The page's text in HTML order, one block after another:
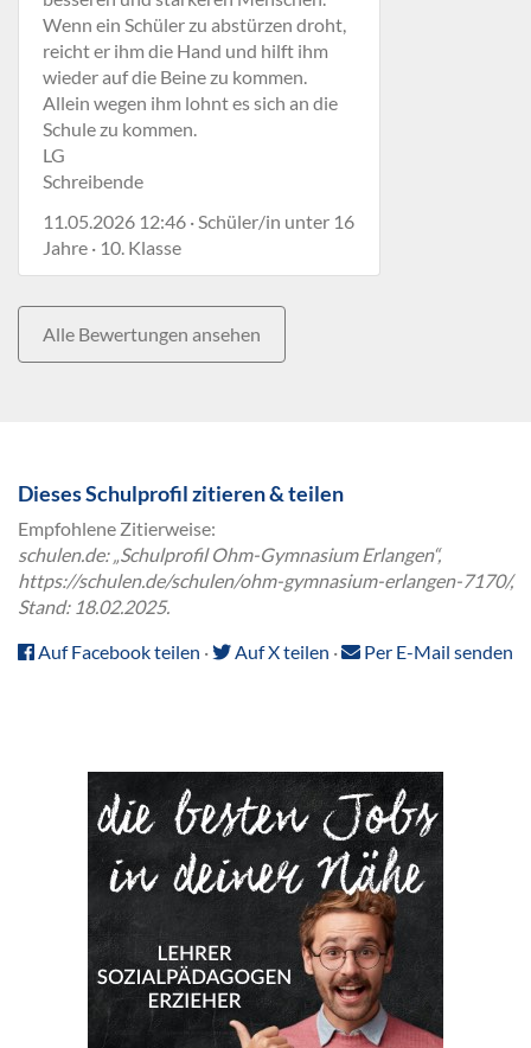
Wenn ein Schüler zu abstürzen droht,
reicht er ihm die Hand und hilft ihm
wieder auf die Beine zu kommen.
Allein wegen ihm lohnt es sich an die
Schule zu kommen.
LG
Schreibende
11.05.2026 12:46 · Schüler/in unter 16
Jahre · 10. Klasse
Alle Bewertungen ansehen
Dieses Schulprofil zitieren & teilen
Empfohlene Zitierweise:
schulen.de: „Schulprofil Ohm-Gymnasium Erlangen“,
https://schulen.de/schulen/ohm-gymnasium-erlangen-7170/,
Stand: 18.02.2025.
Auf Facebook teilen · Auf X teilen · Per E-Mail senden